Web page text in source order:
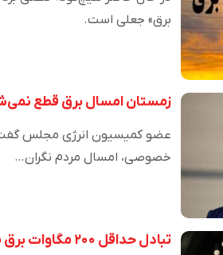
برق» جعلی است.
زمستان امسال برق قطع
عضو کمیسیون انرژی مجلس گفت:
خصوصی، امسال مردم نگران…
تبادل حداقل ۲۰۰ مگاوات برق میان سه کشور امکان‌پذیر است